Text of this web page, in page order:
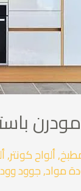
,ألواح كونتر,
مواد,جوود وود